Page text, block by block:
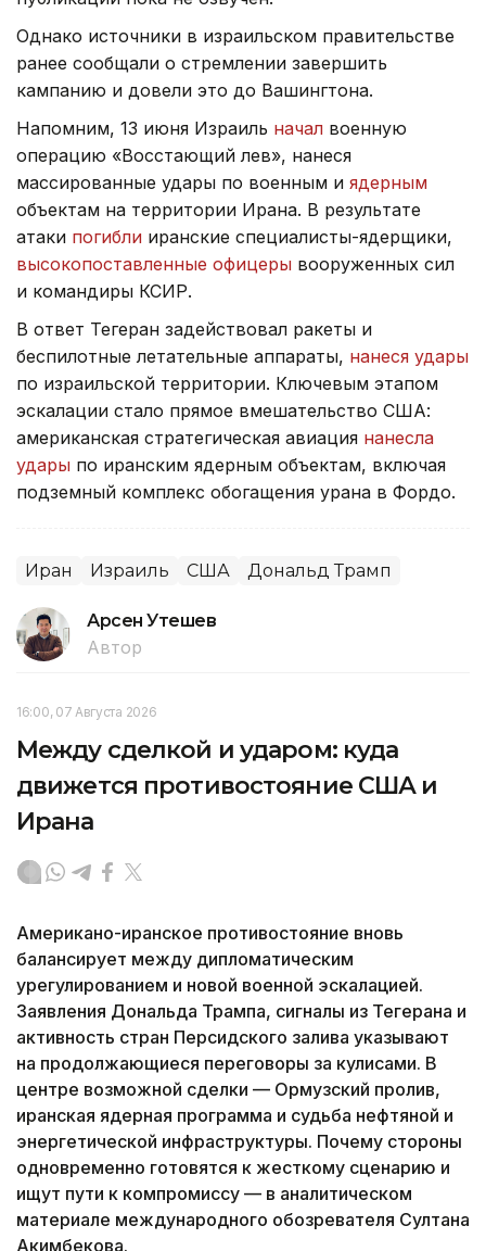
Однако источники в израильском правительстве
ранее сообщали о стремлении завершить
кампанию и довели это до Вашингтона.
Напомним, 13 июня Израиль начал военную
операцию «Восстающий лев», нанеся
массированные удары по военным и ядерным
объектам на территории Ирана. В результате
атаки погибли иранские специалисты-ядерщики,
высокопоставленные офицеры вооруженных сил
и командиры КСИР.
В ответ Тегеран задействовал ракеты и
беспилотные летательные аппараты, нанеся удары
по израильской территории. Ключевым этапом
эскалации стало прямое вмешательство США:
американская стратегическая авиация нанесла
удары по иранским ядерным объектам, включая
подземный комплекс обогащения урана в Фордо.
Иран Израиль США Дональд Трамп
Арсен Утешев
Автор
16:00, 07 Августа 2026
Между сделкой и ударом: куда
движется противостояние США и
Ирана
Американо-иранское противостояние вновь
балансирует между дипломатическим
урегулированием и новой военной эскалацией.
Заявления Дональда Трампа, сигналы из Тегерана и
активность стран Персидского залива указывают
на продолжающиеся переговоры за кулисами. В
центре возможной сделки — Ормузский пролив,
иранская ядерная программа и судьба нефтяной и
энергетической инфраструктуры. Почему стороны
одновременно готовятся к жесткому сценарию и
ищут пути к компромиссу — в аналитическом
материале международного обозревателя Султана
Акимбекова.